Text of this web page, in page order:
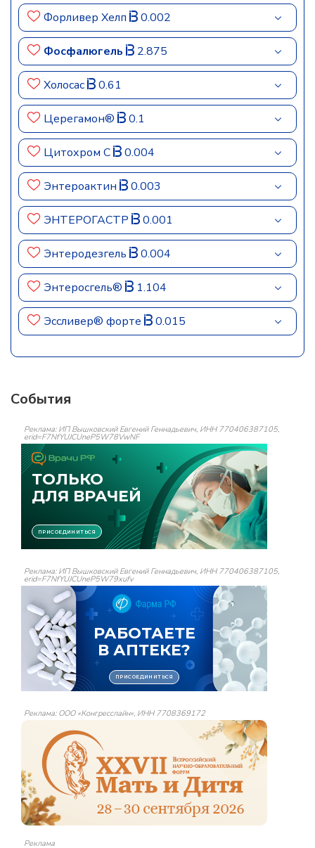
Форливер Хелп 0.002
Фосфалюгель 2.875
Холосас 0.61
Церегамон® 0.1
Цитохром C 0.004
Энтероактин 0.003
ЭНТЕРОГАСТР 0.001
Энтеродезгель 0.004
Энтеросгель® 1.104
Эссливер® форте 0.015
События
Реклама: ИП Вышковский Евгений Геннадьевич, ИНН 770406387105,
erid=F7NfYUJCUneP5W78VwNF
Реклама: ИП Вышковский Евгений Геннадьевич, ИНН 770406387105,
erid=F7NfYUJCUneP5W79xufv
Реклама: ООО «Конгресслайн», ИНН 7708369172
Реклама